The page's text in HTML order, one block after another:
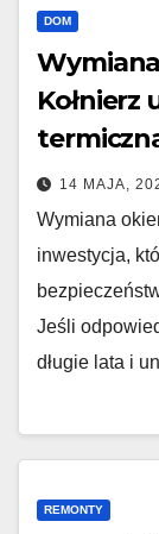
DOM
Kołnierz
14 MAJA,
Wymiana
inwestycja,
Jeśli
długie lata i
REMONTY